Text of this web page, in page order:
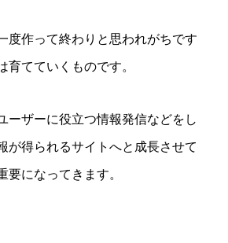
度作って終わりと思われがちです
育てていくものです。
ーザーに役立つ情報発信などをし
が得られるサイトへと成長させて
要になってきます。